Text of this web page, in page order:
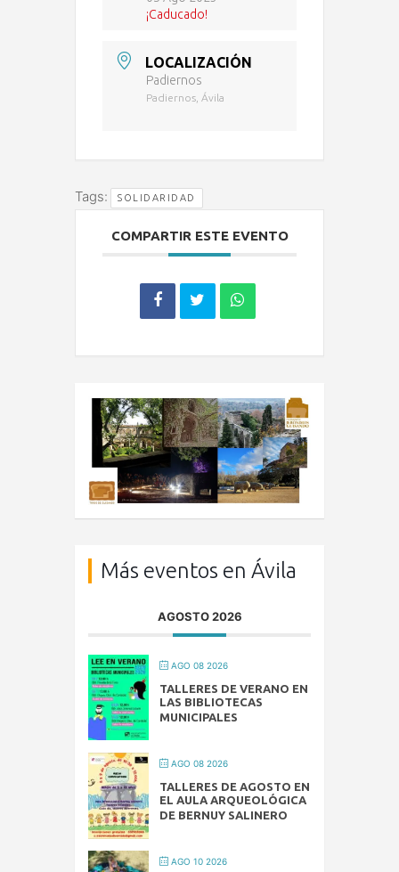
¡Caducado!
LOCALIZACIÓN
Padiernos
Padiernos, Ávila
Tags: SOLIDARIDAD
COMPARTIR ESTE EVENTO
Más eventos en Ávila
AGOSTO 2026
AGO 08 2026
TALLERES DE VERANO EN
LAS BIBLIOTECAS
MUNICIPALES
AGO 08 2026
TALLERES DE AGOSTO EN
EL AULA ARQUEOLÓGICA
DE BERNUY SALINERO
AGO 10 2026